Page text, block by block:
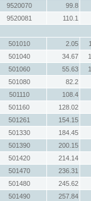
9520070
99.8
9520081
110.1
501010 2.05
501040 34.67
501060 55.63
501080
82.2
501110
108.4
501160
128.02
501261
154.15
501330
184.45
501390
200.15
501420
214.14
501470
236.31
501480
245.62
501490
257.84